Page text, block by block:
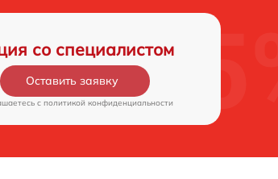
со специалистом
Оставить заявку
c политикой конфиденциальности